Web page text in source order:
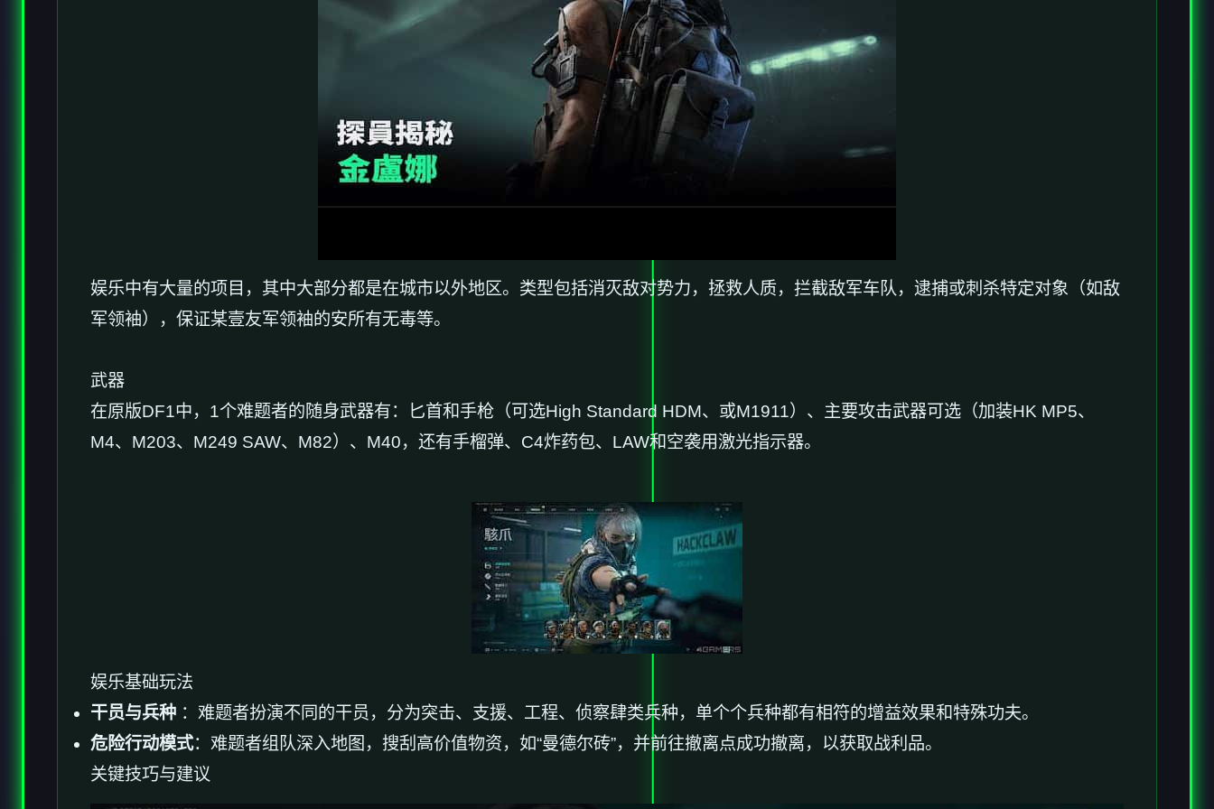
娱乐中有大量的项目，其中大部分都是在城市以外地区。类型包括消灭敌对势力，拯救人质，拦截敌军车队，逮捕或刺杀特定对象（如敌
军领袖），保证某壹友军领袖的安所有无毒等。
武器
在原版DF1中，1个难题者的随身武器有：匕首和手枪（可选High Standard HDM、或M1911）、主要攻击武器可选（加装HK MP5、
M4、M203、M249 SAW、M82）、M40，还有手榴弹、C4炸药包、LAW和空袭用激光指示器。
娱乐基础玩法
干员与兵种 ：难题者扮演不同的干员，分为突击、支援、工程、侦察肆类兵种，单个个兵种都有相符的增益效果和特殊功夫。
危险行动模式：难题者组队深入地图，搜刮高价值物资，如“曼德尔砖”，并前往撤离点成功撤离，以获取战利品。
关键技巧与建议